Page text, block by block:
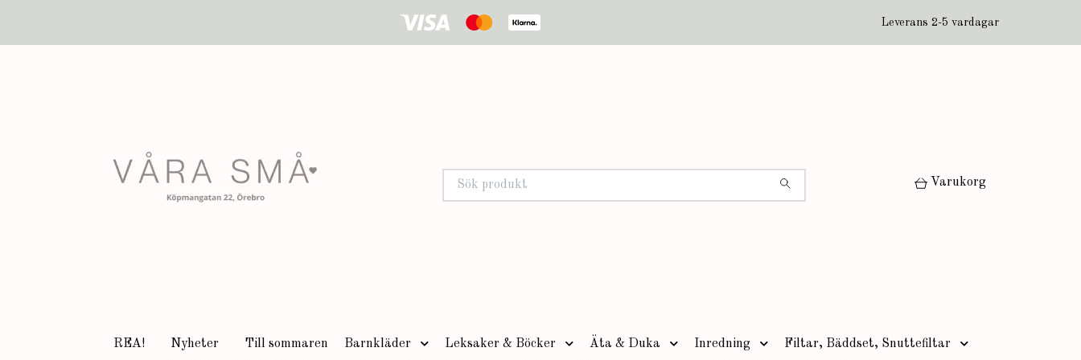
Leverans 2-5 vardagar
Varukorg
REA! Nyheter Till sommaren Barnkläder Leksaker & Böcker Äta & Duka Inredning
Filtar, Bäddset, Snuttefiltar